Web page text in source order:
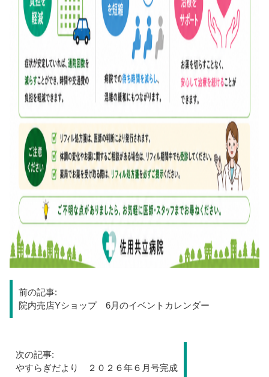
投
稿
ビ
前の記事:
院内売店Yショップ 6月のイベントカレンダー
次の記事:
やすらぎだより ２０２６年６月号完成